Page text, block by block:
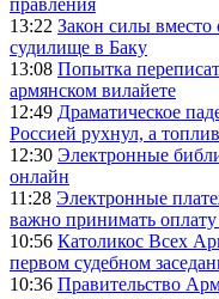
правления
13:22 Закон силы
судилище в Баку
13:08 Попытка
армянском вилайете
12:49 Драматическое
Россией рухнул, а
12:30 Электронные
онлайн
11:28 Электронные
важно принимать
10:56 Католикос Всех
первом судебном
10:36 Правительство